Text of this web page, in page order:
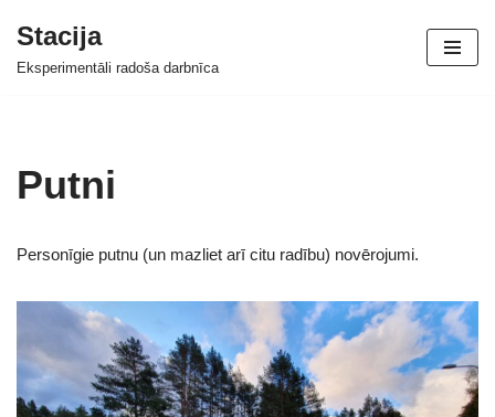
Skip
Stacija
Eksperimentāli radoša darbnīca
Putni
Personīgie putnu (un mazliet arī citu radību) novērojumi.